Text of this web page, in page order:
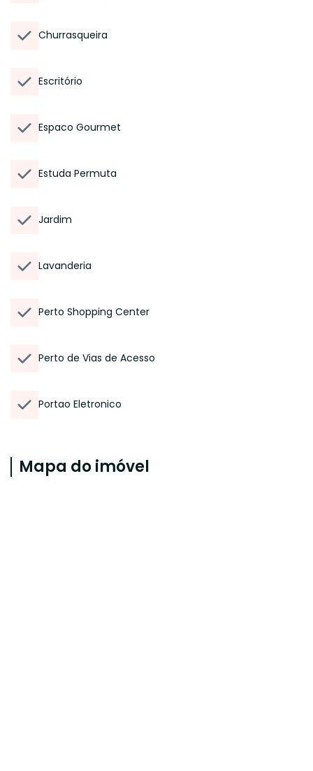
Churrasqueira
Escritório
Espaco Gourmet
Estuda Permuta
Jardim
Lavanderia
Perto Shopping Center
Perto de Vias de Acesso
Portao Eletronico
Mapa do imóvel